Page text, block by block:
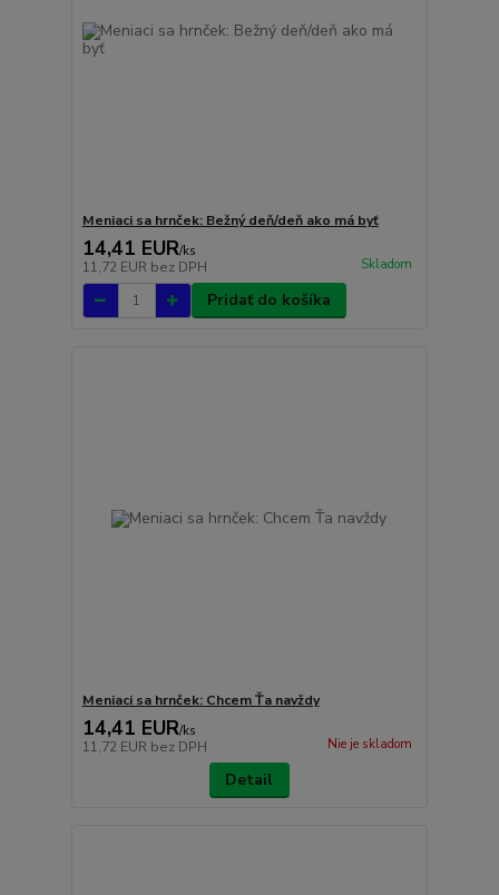
Meniaci sa hrnček: Bežný deň/deň ako má byť
14,41 EUR/ks
11,72 EUR bez DPH Skladom
Pridať do košíka
Meniaci sa hrnček: Chcem Ťa navždy
14,41 EUR/ks
11,72 EUR bez DPH Nie je skladom
Detail